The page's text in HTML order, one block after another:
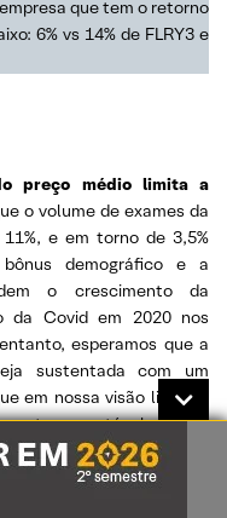
que tem o retorno
6% vs 14% de FLRY3 e
preço médio limita a
o volume de exames da
e em torno de 3,5%
demográfico e a
o crescimento da
da Covid em 2020 nos
esperamos que a
sustentada com um
em nossa visão limita a
patamar estável no nível
quaisquer ganhos de
à medida que a
tem aumentado ao